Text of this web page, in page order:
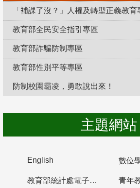
「補課了沒？」人權及轉型正義教育
教育部全民安全指引專區
教育部詐騙防制專區
教育部性別平等專區
防制校園霸凌，勇敢說出來！
主題網站
English 數位
教育部統計處電子書櫃